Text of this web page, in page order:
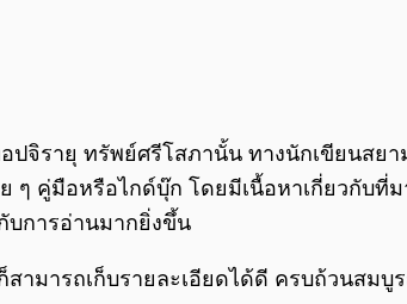
จิรายุ ทรัพย์ศรีโสภานั้น ทางนักเขียนสย
คู่มือหรือไกด์บุ๊ก โดยมีเนื้อหาเกี่ยวกับที่ม
บการอ่านมากยิ่งขึ้น
ามารถเก็บรายละเอียดได้ดี ครบถ้วนสม